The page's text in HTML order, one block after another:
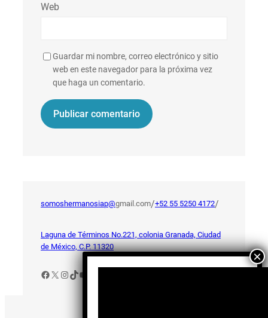
Web
Guardar mi nombre, correo electrónico y sitio
web en este navegador para la próxima vez
que haga un comentario.
somoshermanosiap@gmail.com/+52 55 5250 4172/
Laguna de Términos No.221, colonia Granada, Ciudad
de México, C.P. 11320
Facebook
X Instagram
TikTok
YouTube